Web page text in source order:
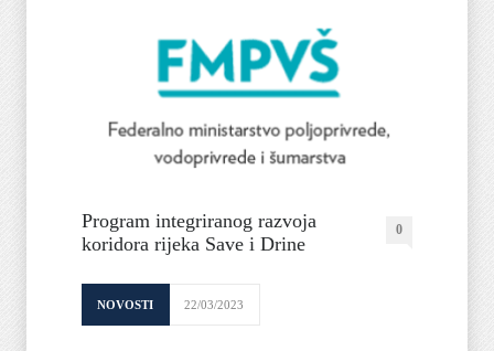
Program integriranog razvoja
koridora rijeka Save i Drine
0
NOVOSTI 22/03/2023